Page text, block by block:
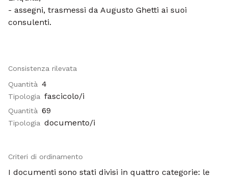
- assegni, trasmessi da Augusto Ghetti ai suoi
consulenti.
Consistenza rilevata
Quantità 4
Tipologia fascicolo/i
Quantità 69
Tipologia documento/i
Criteri di ordinamento
I documenti sono stati divisi in quattro categorie: le